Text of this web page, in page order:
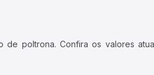
poltrona. Confira os valores